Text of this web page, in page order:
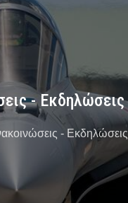
- Εκδηλώσεις
- Εκδηλώσεις